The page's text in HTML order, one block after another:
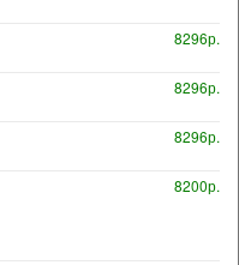
8296р.
8296р.
8296р.
8200р.